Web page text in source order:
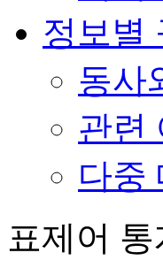
정보별
동사
관련
다중
표제어 통